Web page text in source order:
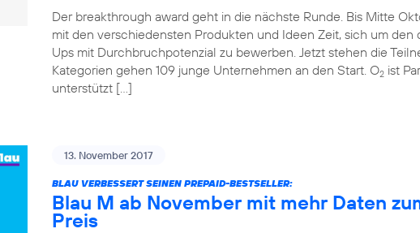
Der breakthrough award geht in die nächste Runde. Bis Mitte
mit den verschiedensten Produkten und Ideen Zeit, sich um den
Ups mit Durchbruchpotenzial zu bewerben. Jetzt stehen die
Kategorien gehen 109 junge Unternehmen an den Start. O2 ist
unterstützt […]
13. November 2017
BLAU VERBESSERT SEINEN PREPAID-BESTSELLER:
Blau M ab November mit mehr Daten
Preis